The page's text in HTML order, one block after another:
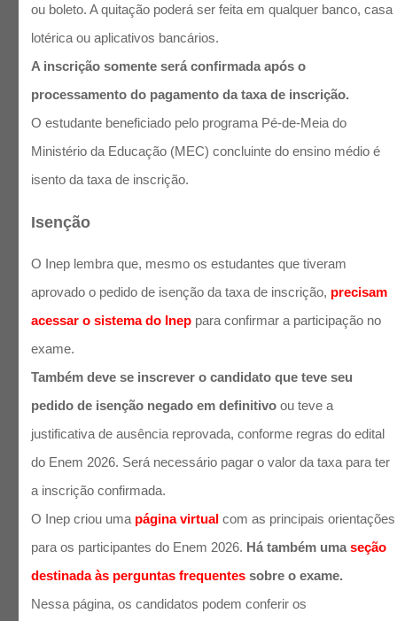
ou boleto. A quitação poderá ser feita em qualquer banco, casa
lotérica ou aplicativos bancários.
A inscrição somente será confirmada após o
processamento do pagamento da taxa de inscrição.
O estudante beneficiado pelo programa Pé-de-Meia do
Ministério da Educação (MEC) concluinte do ensino médio é
isento da taxa de inscrição.
Isenção
O Inep lembra que, mesmo os estudantes que tiveram
aprovado o pedido de isenção da taxa de inscrição, precisam
acessar o sistema do Inep para confirmar a participação no
exame.
Também deve se inscrever o candidato que teve seu
pedido de isenção negado em definitivo ou teve a
justificativa de ausência reprovada, conforme regras do edital
do Enem 2026. Será necessário pagar o valor da taxa para ter
a inscrição confirmada.
O Inep criou uma página virtual com as principais orientações
para os participantes do Enem 2026. Há também umaseção
destinada às perguntas frequentes sobre o exame.
Nessa página, os candidatos podem conferir os